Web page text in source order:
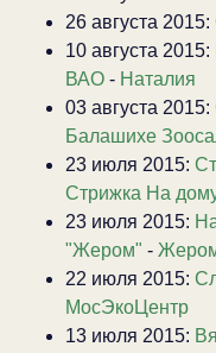
26 августа 2015:
10 августа 2015:
ВАО - Наталия
03 августа 2015:
Балашихе
23 июля 2015:
Стрижка На
23 июля 2015:
"Жером" -
22 июля 2015:
МосЭкоЦентр
13 июля 2015: